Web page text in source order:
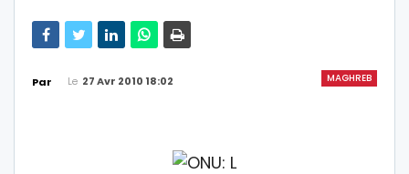
MAGHREB
Par Le 27 Avr 2010 18:02